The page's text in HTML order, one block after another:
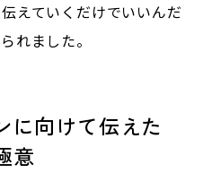
えていくだけでいいんだ
れました。
に向けて伝えた
意